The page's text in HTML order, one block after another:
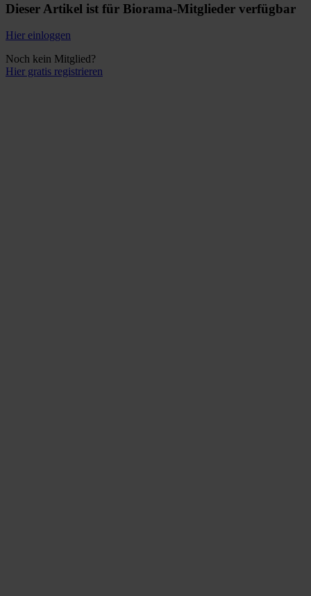
Dieser Artikel ist für Biorama-Mitglieder verfügbar
Hier einloggen
Noch kein Mitglied?
Hier gratis registrieren